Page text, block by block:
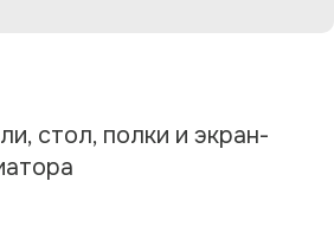
стол, полки и экран-